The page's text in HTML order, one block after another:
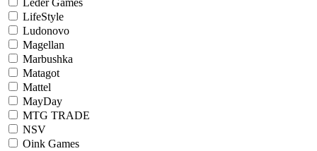
Leder Games
LifeStyle
Ludonovo
Magellan
Marbushka
Matagot
Mattel
MayDay
MTG TRADE
NSV
Oink Games